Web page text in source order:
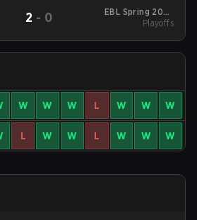
2 - 0
EBL Spring 2025
Playoffs
Playoffs
W W W L W W W
L W W L W W W